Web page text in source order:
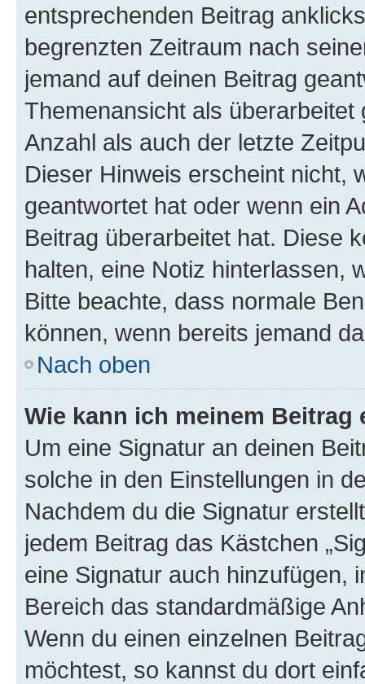
entsprechenden Beitrag
begrenzten Zeitraum nach
jemand auf deinen Beitrag
Themenansicht als
Anzahl als auch der letzte
Dieser Hinweis erscheint nicht,
geantwortet hat oder wenn ein
Beitrag überarbeitet hat. Diese
halten, eine Notiz hinterlassen,
Bitte beachte, dass normale
können, wenn bereits jemand
Nach oben
Wie kann ich meinem
Um eine Signatur an deinen
solche in den Einstellungen in
Nachdem du die Signatur
jedem Beitrag das Kästchen
eine Signatur auch hinzufügen,
Bereich das standardmäßige
Wenn du einen einzelnen
möchtest, so kannst du dort